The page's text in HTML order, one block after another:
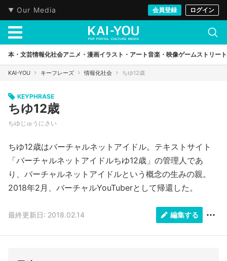
Our Media 会員登録 ログイン
本・文芸情報化社会アニメ・漫画イラスト・アート音楽・映像ゲームストリート
KAI-YOU キーフレーズ 情報化社会 ちゆ12歳
KEYPHRASE
ちゆ12歳
ちゆじゅうにさい
ちゆ12歳はバーチャルネットアイドル。テキストサイト
「バーチャルネットアイドルちゆ12歳」の管理人であ
り、バーチャルネットアイドルという概念の生みの親。
2018年2月、バーチャルYouTuberとして帰還した。
最終更新日: 2018.02.14 編集する